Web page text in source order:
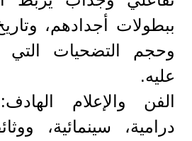
ببطولات أجدادهم،
وحجم التضحيات
عليه.
​الفن والإعلام
درامية، سينمائية،